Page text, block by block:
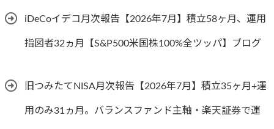
iDeCoイデコ月次報告【2026年7月】積立58ヶ月、運用
指図者32ヵ月【S&P500米国株100%全ツッパ】ブログ
旧つみたてNISA月次報告【2026年7月】積立35ヶ月+運
用のみ31ヵ月。バランスファンド主軸・楽天証券で運